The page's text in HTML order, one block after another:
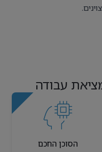
עבודה
הסוכן החכם